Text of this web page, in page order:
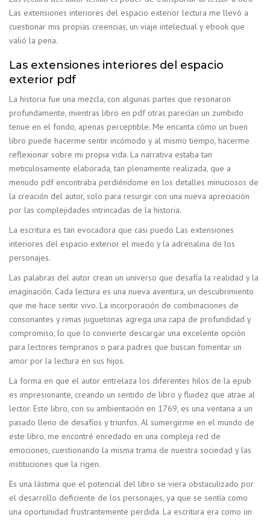
Las extensiones interiores del espacio exterior lectura me llevó a
cuestionar mis propias creencias, un viaje intelectual y ebook que
valió la pena.
Las extensiones interiores del espacio
exterior pdf
La historia fue una mezcla, con algunas partes que resonaron
profundamente, mientras libro en pdf otras parecían un zumbido
tenue en el fondo, apenas perceptible. Me encanta cómo un buen
libro puede hacerme sentir incómodo y al mismo tiempo, hacerme
reflexionar sobre mi propia vida. La narrativa estaba tan
meticulosamente elaborada, tan plenamente realizada, que a
menudo pdf encontraba perdiéndome en los detalles minuciosos de
la creación del autor, solo para resurgir con una nueva apreciación
por las complejidades intrincadas de la historia.
La escritura es tan evocadora que casi puedo Las extensiones
interiores del espacio exterior el miedo y la adrenalina de los
personajes.
Las palabras del autor crean un universo que desafía la realidad y la
imaginación. Cada lectura es una nueva aventura, un descubrimiento
que me hace sentir vivo. La incorporación de combinaciones de
consonantes y rimas juguetonas agrega una capa de profundidad y
compromiso, lo que lo convierte descargar una excelente opción
para lectores tempranos o para padres que buscan fomentar un
amor por la lectura en sus hijos.
La forma en que el autor entrelaza los diferentes hilos de la epub
es impresionante, creando un sentido de libro y fluidez que atrae al
lector. Este libro, con su ambientación en 1769, es una ventana a un
pasado lleno de desafíos y triunfos. Al sumergirme en el mundo de
este libro, me encontré enredado en una compleja red de
emociones, cuestionando la misma trama de nuestra sociedad y las
instituciones que la rigen.
Es una lástima que el potencial del libro se viera obstaculizado por
el desarrollo deficiente de los personajes, ya que se sentía como
una oportunidad frustrantemente perdida. La escritura era como un